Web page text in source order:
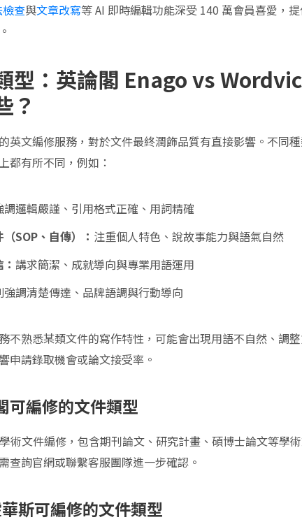
查與文章改寫等 AI 即時編輯功能深受 140 萬會員喜愛，
型： 英論閣 Enagovs
？
英文編修服務，對於文件最終潤飾品質有直接影響。不同
都有所不同，例如：
調邏輯嚴謹、引用格式正確、用詞精確
SOP、自傳）： 注重個人特色、說故事能力與語氣自然
講求簡潔、成就導向與專業用語運用
強調清楚傳達、品牌語調與行動導向
不熟悉某類文件的寫作特性，可能會出現用語不自然、調
申請錄取機會或論文接受率。
可編修的文件類型
術文件編修，包含期刊論文、研究計畫、碩博士論文等學
查詢官網或聯繫客服團隊進一步確認。
斯可編修的文件類型